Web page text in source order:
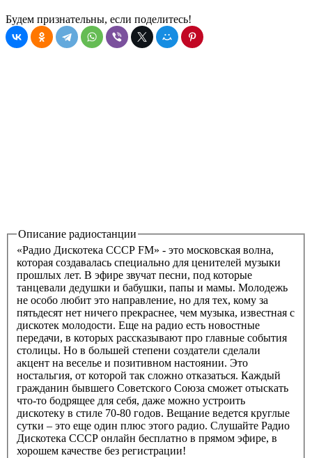
Будем признательны, если поделитесь!
Описание радиостанции
«Радио Дискотека СССР FM» - это московская волна,
которая создавалась специально для ценителей музыки
прошлых лет. В эфире звучат песни, под которые
танцевали дедушки и бабушки, папы и мамы. Молодежь
не особо любит это направление, но для тех, кому за
пятьдесят нет ничего прекраснее, чем музыка, известная с
дискотек молодости. Еще на радио есть новостные
передачи, в которых рассказывают про главные события
столицы. Но в большей степени создатели сделали
акцент на веселье и позитивном настоянии. Это
ностальгия, от которой так сложно отказаться. Каждый
гражданин бывшего Советского Союза сможет отыскать
что-то бодрящее для себя, даже можно устроить
дискотеку в стиле 70-80 годов. Вещание ведется круглые
сутки – это еще один плюс этого радио. Слушайте Радио
Дискотека СССР онлайн бесплатно в прямом эфире, в
хорошем качестве без регистрации!